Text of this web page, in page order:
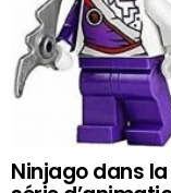
Ninjago dans